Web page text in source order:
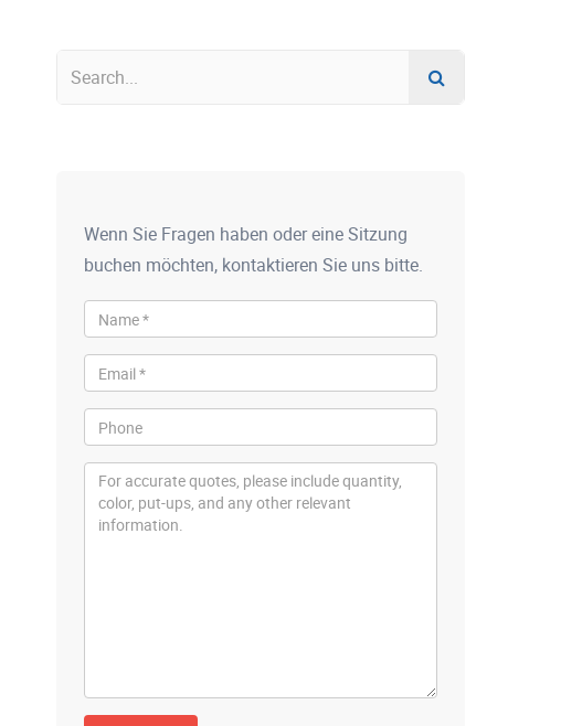
Wenn Sie Fragen haben oder eine Sitzung
buchen möchten, kontaktieren Sie uns bitte.